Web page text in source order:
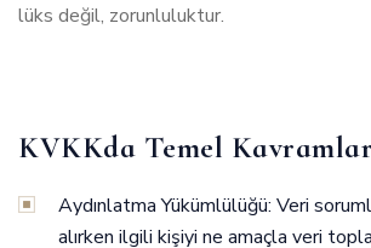
lüks değil, zorunluluktur.
KVKKda Temel Kavramlar
Aydınlatma Yükümlülüğü: Veri
alırken ilgili kişiyi ne amaçla veri